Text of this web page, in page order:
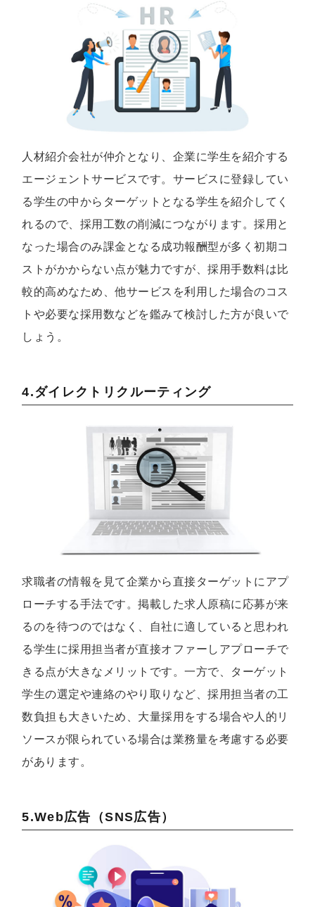
人材紹介会社が仲介となり、企業に学生を紹介する
エージェントサービスです。サービスに登録してい
る学生の中からターゲットとなる学生を紹介してく
れるので、採用工数の削減につながります。採用と
なった場合のみ課金となる成功報酬型が多く初期コ
ストがかからない点が魅力ですが、採用手数料は比
較的高めなため、他サービスを利用した場合のコス
トや必要な採用数などを鑑みて検討した方が良いで
しょう。
4.ダイレクトリクルーティング
求職者の情報を見て企業から直接ターゲットにアプ
ローチする手法です。掲載した求人原稿に応募が来
るのを待つのではなく、自社に適していると思われ
る学生に採用担当者が直接オファーしアプローチで
きる点が大きなメリットです。一方で、ターゲット
学生の選定や連絡のやり取りなど、採用担当者の工
数負担も大きいため、大量採用をする場合や人的リ
ソースが限られている場合は業務量を考慮する必要
があります。
5.Web広告（SNS広告）